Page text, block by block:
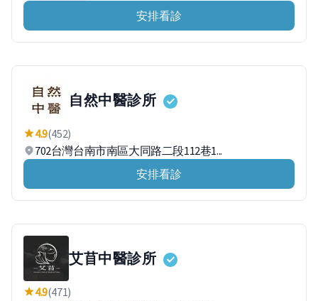
安排看診
自然中醫診所
4.9(452)
702台灣台南市南區大同路二段112巷1...
安排看診
艾苜中醫診所
4.9(471)